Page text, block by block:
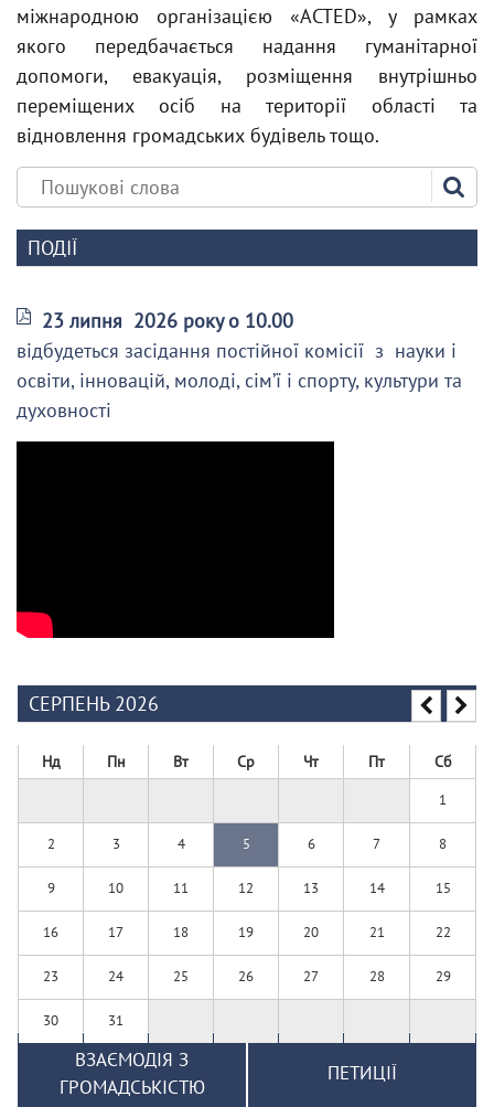
міжнародною організацією «ACTED», у рамках
якого передбачається надання гуманітарної
допомоги, евакуація, розміщення внутрішньо
переміщених осіб на території області та
відновлення громадських будівель тощо.
ПОДІЇ
23 липня 2026 року о 10.00
відбудеться засідання постійної комісії з науки і
освіти, інновацій, молоді, сім’ї і спорту, культури та
духовності
СЕРПЕНЬ 2026
Нд Пн Вт Ср Чт Пт Сб
1
2 3 4 5 6 7 8
9 10 11 12 13 14 15
16 17 18 19 20 21 22
23 24 25 26 27 28 29
30 31
ВЗАЄМОДІЯ З
ГРОМАДСЬКІСТЮ
ПЕТИЦІЇ